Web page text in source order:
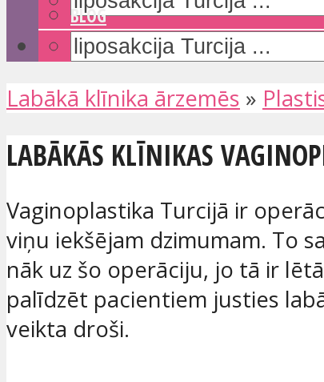
BLOG
Labākā klīnika ārzemēs »
LABĀKĀS KLĪNIKAS
Vaginoplastika Turcijā ir
viņu iekšējam dzimumam. To
nāk uz šo operāciju, jo tā ir
palīdzēt pacientiem justies
veikta droši.